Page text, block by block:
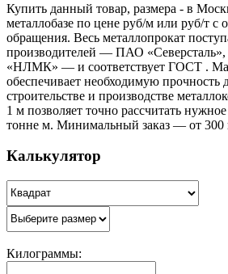
Купить данный товар, размера - в
металлобазе по цене руб/м или руб/т с
обращения. Весь металлопрокат
производителей — ПАО
«НЛМК» — и соответствует ГОСТ .
обеспечивает необходимую прочность
строительстве и производстве
1 м позволяет точно рассчитать
тонне м. Минимальный заказ — от 300
Калькулятор
Килограммы: